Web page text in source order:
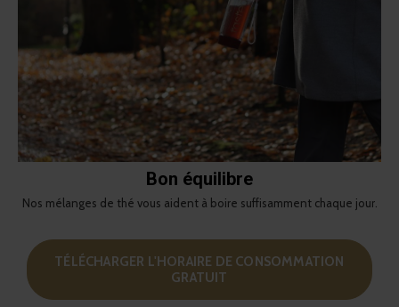
Bon équilibre
Nos mélanges de thé vous aident à boire suffisamment chaque jour.
TÉLÉCHARGER L'HORAIRE DE CONSOMMATION
GRATUIT